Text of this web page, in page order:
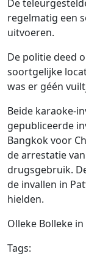
De
regelmatig een
uitvoeren.
De politie deed
soortgelijke
was er géén
Beide karaoke-
gepubliceerde
Bangkok voor
de arrestatie
drugsgebruik.
de invallen in
hielden.
Olleke Bolleke
Tags: